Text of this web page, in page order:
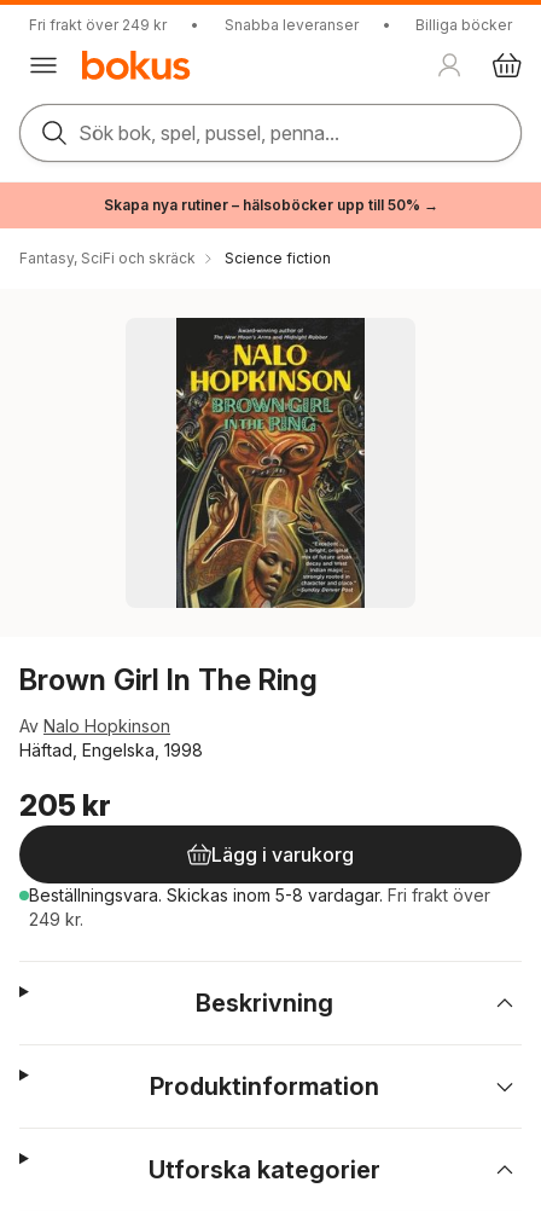
Fri frakt över 249 kr • Snabba leveranser • Billiga böcker
Sök bok, spel, pussel, penna...
Skapa nya rutiner – hälsoböcker upp till 50% →
Fantasy, SciFi och skräck Science fiction
Brown Girl In The Ring
Av Nalo Hopkinson
Häftad, Engelska, 1998
205 kr
Lägg i varukorg
Beställningsvara. Skickas inom 5-8 vardagar. Fri frakt över
249 kr.
Beskrivning
Produktinformation
Utforska kategorier